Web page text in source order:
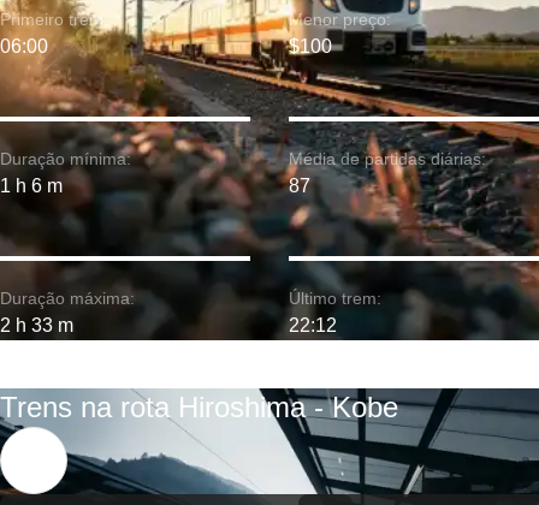
Duração mínima:
1 h 6 m
Primeiro trem:
06:00
Duração máxima:
2 h 33 m
Menor preço:
$100
Média de partidas diárias:
87
Último trem:
22:12
Trens na rota Hiroshima - Kobe